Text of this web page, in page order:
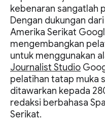
kebenaran sangatlah
Dengan dukungan
Amerika Serikat
mengembangkan
untuk menggunakan
Journalist Studio
pelatihan tatap muka
ditawarkan kepada
redaksi berbahasa
Serikat.